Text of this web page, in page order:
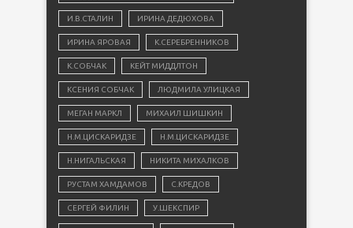
И.В.СТАЛИН ИРИНА ДЕДЮХОВА
ИРИНА ЯРОВАЯ К.СЕРЕБРЕННИКОВ
К.СОБЧАК КЕЙТ МИДДЛТОН
КСЕНИЯ СОБЧАК ЛЮДМИЛА УЛИЦКАЯ
МЕГАН МАРКЛ МИХАИЛ ШИШКИН
Н.М.ЦИСКАРИДЗЕ Н.М.ЦИСКАРИДЗЕ
Н.НИГАЛЬСКАЯ НИКИТА МИХАЛКОВ
РУСТАМ ХАМДАМОВ С.КРЕДОВ
СЕРГЕЙ ФИЛИН У.ШЕКСПИР